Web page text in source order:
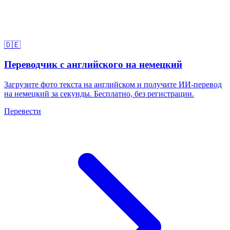
🇩🇪
Переводчик с английского на немецкий
Загрузите фото текста на английском и получите ИИ-перевод
на немецкий за секунды. Бесплатно, без регистрации.
Перевести